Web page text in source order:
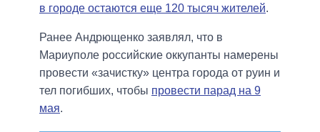
в городе остаются еще 120 тысяч жителей.
Ранее Андрющенко заявлял, что в
Мариуполе российские оккупанты намерены
провести «зачистку» центра города от руин и
тел погибших, чтобы провести парад на 9
мая.